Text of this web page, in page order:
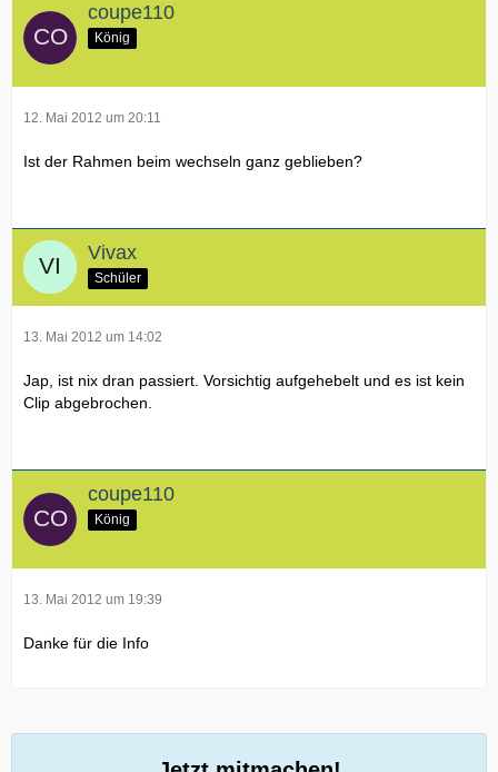
coupe110
König
12. Mai 2012 um 20:11
Ist der Rahmen beim wechseln ganz geblieben?
Vivax
Schüler
13. Mai 2012 um 14:02
Jap, ist nix dran passiert. Vorsichtig aufgehebelt und es ist kein
Clip abgebrochen.
coupe110
König
13. Mai 2012 um 19:39
Danke für die Info